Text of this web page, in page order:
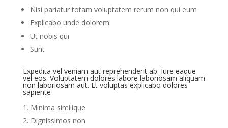
Nisi pariatur totam voluptatem rerum non qui eum
Explicabo unde dolorem
Ut nobis qui
Sunt
Expedita vel veniam aut reprehenderit ab. Iure eaque
vel eos. Voluptatem dolores labore laboriosam aliquam
non laboriosam aut. Et voluptas explicabo dolores
sapiente
Minima similique
Dignissimos non